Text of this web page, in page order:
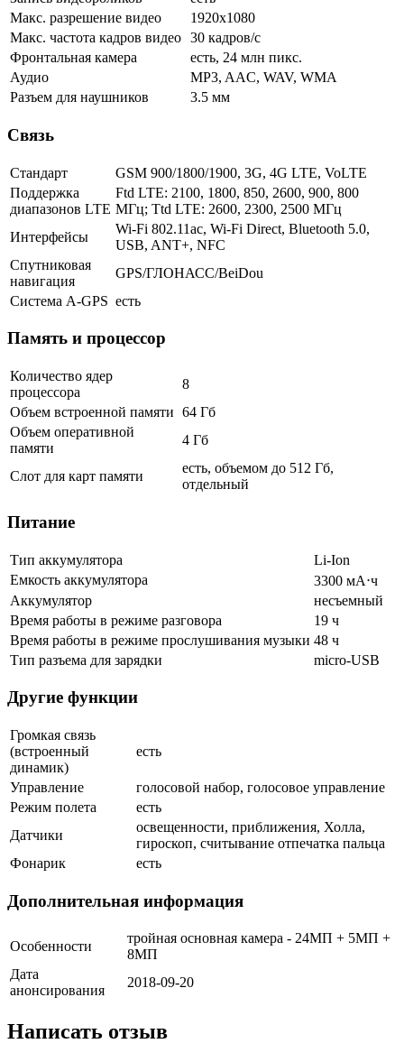
Макс. разрешение видео
1920x1080
Макс. частота кадров видео 30 кадров/с
Фронтальная камера
есть, 24 млн пикс.
Аудио
MP3, AAC, WAV, WMA
Разъем для наушников
3.5 мм
Связь
Стандарт
GSM 900/1800/1900, 3G, 4G LTE, VoLTE
Поддержка
диапазонов LTE
Ftd LTE: 2100, 1800, 850, 2600, 900, 800
МГц; Ttd LTE: 2600, 2300, 2500 МГц
Интерфейсы
Wi-Fi 802.11ac, Wi-Fi Direct, Bluetooth 5.0,
USB, ANT+, NFC
Спутниковая
навигация
GPS/ГЛОНАСС/BeiDou
Cистема A-GPS есть
Память и процессор
Количество ядер
процессора
8
Объем встроенной памяти 64 Гб
Объем оперативной
памяти
4 Гб
Слот для карт памяти
есть, объемом до 512 Гб,
отдельный
Питание
Тип аккумулятора
Li-Ion
Емкость аккумулятора
3300 мА⋅ч
Аккумулятор
несъемный
Время работы в режиме разговора
19 ч
Время работы в режиме прослушивания музыки 48 ч
Тип разъема для зарядки
micro-USB
Другие функции
Громкая связь
(встроенный
динамик)
есть
Управление
голосовой набор, голосовое управление
Режим полета
есть
Датчики
освещенности, приближения, Холла,
гироскоп, считывание отпечатка пальца
Фонарик
есть
Дополнительная информация
Особенности
тройная основная камера - 24МП + 5МП +
8МП
Дата
анонсирования
2018-09-20
Написать отзыв